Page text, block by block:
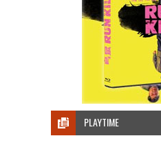
PLAYTIME